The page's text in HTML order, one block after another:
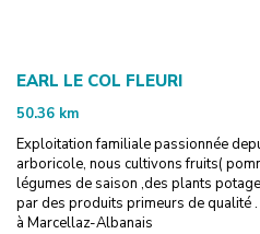
EARL LE COL FLEURI
50.36 km
Exploitation familiale passionnée
arboricole, nous cultivons fruits(
légumes de saison ,des plants
par des produits primeurs de qualité
à Marcellaz-Albanais